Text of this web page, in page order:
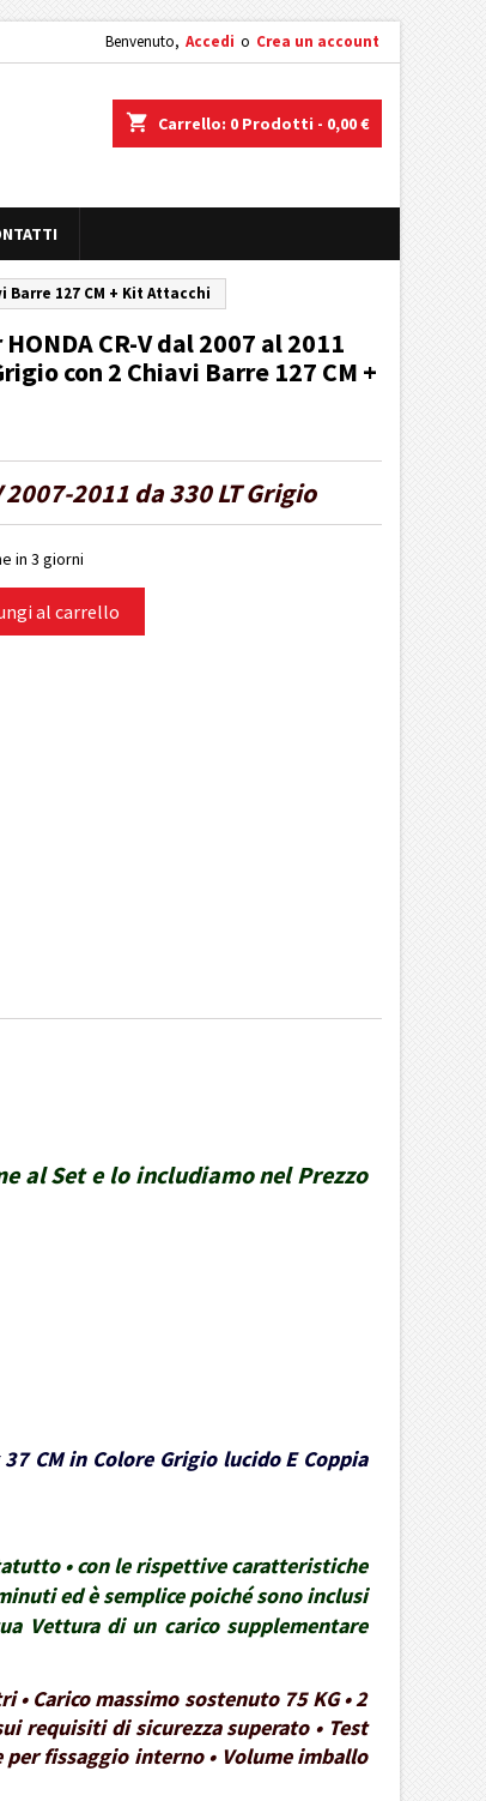
Benvenuto, Accedi o Crea un account
shopping_cart Carrello: 0 Prodotti - 0,00 €
Barre 127 CM + Kit Attacchi
CR-V dal 2007 al 2011
con 2 Chiavi Barre 127 CM +
2007-2011 da 330 LT Grigio
in 3 giorni
al carrello
al Set e lo includiamo nel Prezzo
CM in Colore Grigio lucido E Coppia
• con le rispettive caratteristiche
ed è semplice poiché sono inclusi
Vettura di un carico supplementare
Carico massimo sostenuto 75 KG • 2
requisiti di sicurezza superato • Test
per fissaggio interno • Volume imballo